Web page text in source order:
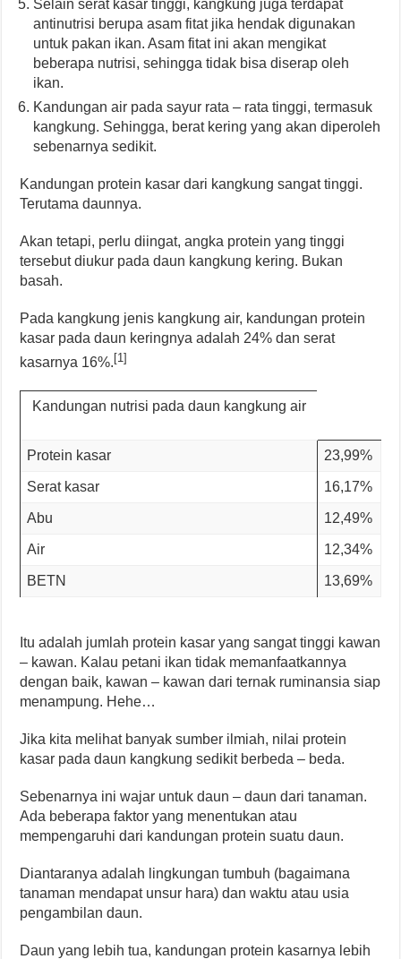
Selain serat kasar tinggi, kangkung juga terdapat
antinutrisi berupa asam fitat jika hendak digunakan
untuk pakan ikan. Asam fitat ini akan mengikat
beberapa nutrisi, sehingga tidak bisa diserap oleh
ikan.
Kandungan air pada sayur rata – rata tinggi, termasuk
kangkung. Sehingga, berat kering yang akan diperoleh
sebenarnya sedikit.
Kandungan protein kasar dari kangkung sangat tinggi.
Terutama daunnya.
Akan tetapi, perlu diingat, angka protein yang tinggi
tersebut diukur pada daun kangkung kering. Bukan
basah.
Pada kangkung jenis kangkung air, kandungan protein
kasar pada daun keringnya adalah 24% dan serat
kasarnya 16%.[1]
Kandungan nutrisi pada daun kangkung air
Protein kasar 23,99%
Serat kasar 16,17%
Abu 12,49%
Air 12,34%
BETN 13,69%
Itu adalah jumlah protein kasar yang sangat tinggi kawan
– kawan. Kalau petani ikan tidak memanfaatkannya
dengan baik, kawan – kawan dari ternak ruminansia siap
menampung. Hehe…
Jika kita melihat banyak sumber ilmiah, nilai protein
kasar pada daun kangkung sedikit berbeda – beda.
Sebenarnya ini wajar untuk daun – daun dari tanaman.
Ada beberapa faktor yang menentukan atau
mempengaruhi dari kandungan protein suatu daun.
Diantaranya adalah lingkungan tumbuh (bagaimana
tanaman mendapat unsur hara) dan waktu atau usia
pengambilan daun.
Daun yang lebih tua, kandungan protein kasarnya lebih